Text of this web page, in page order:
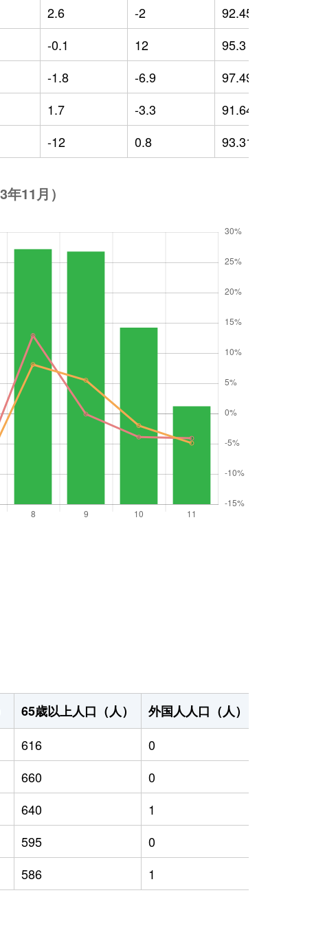
2.6 -2 92.45
-0.1 12 95.3
-1.8 -6.9 97.49
1.7 -3.3 91.64
-12 0.8 93.31
65歳以上人口（人） 外国人人口（人）
616 0
660 0
640 1
595 0
586 1